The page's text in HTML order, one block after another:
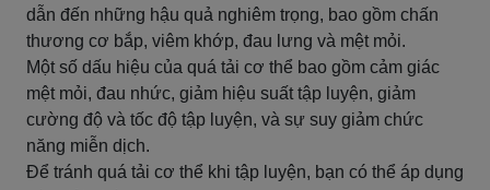
dẫn đến những hậu quả nghiêm trọng, bao gồm chấn
thương cơ bắp, viêm khớp, đau lưng và mệt mỏi.
Một số dấu hiệu của quá tải cơ thể bao gồm cảm giác
mệt mỏi, đau nhức, giảm hiệu suất tập luyện, giảm
cường độ và tốc độ tập luyện, và sự suy giảm chức
năng miễn dịch.
Để tránh quá tải cơ thể khi tập luyện, bạn có thể áp dụng